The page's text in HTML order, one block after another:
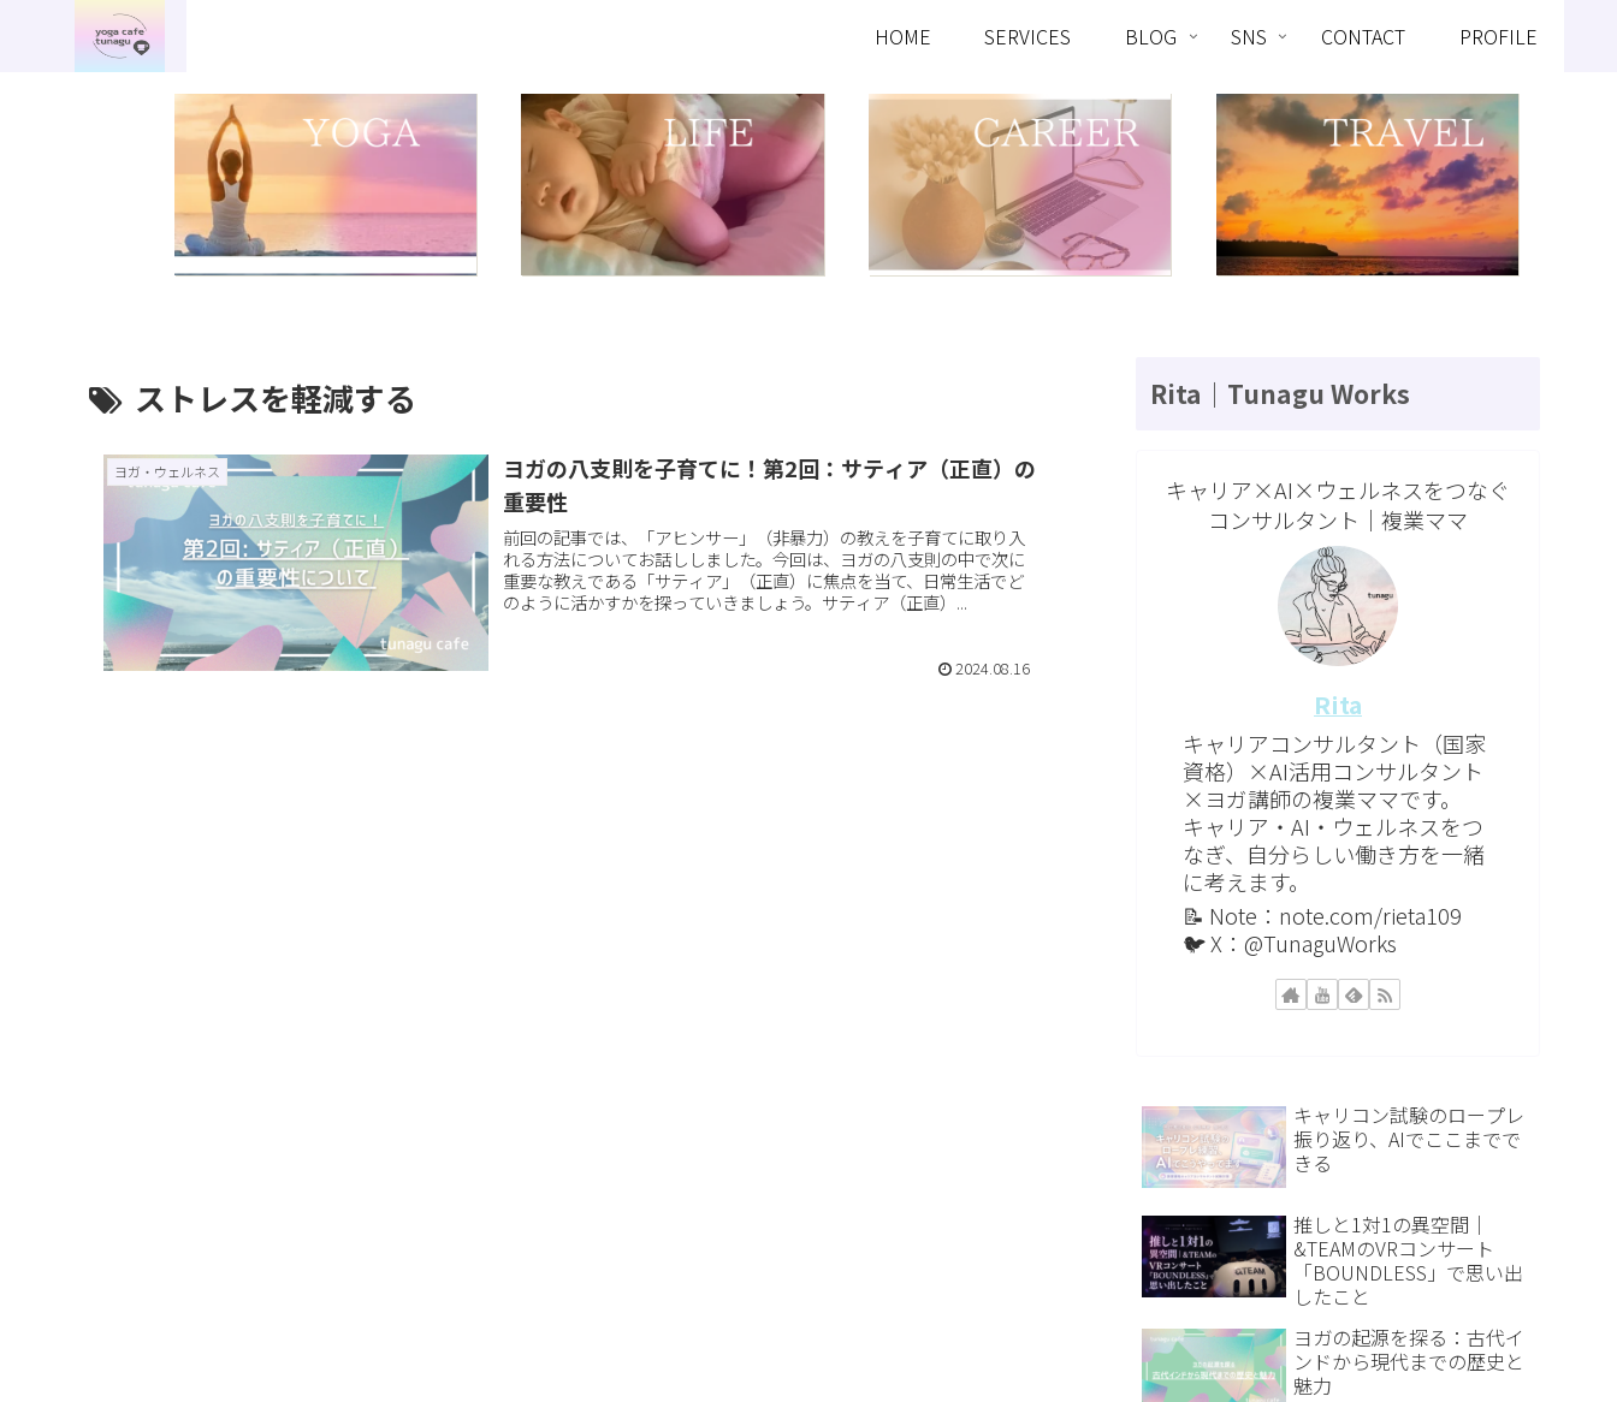
HOME SERVICES BLOG SNS CONTACT PROFILE
ストレスを軽減する
ヨガ・ウェルネス
ヨガの八支則を子育てに！第2回：サティア（正直）の
重要性
前回の記事では、「アヒンサー」（非暴力）の教えを子育てに取り入
れる方法についてお話ししました。今回は、ヨガの八支則の中で次に
重要な教えである「サティア」（正直）に焦点を当て、日常生活でど
のように活かすかを探っていきましょう。サティア（正直）...
2024.08.16
Rita｜Tunagu Works
キャリア×AI×ウェルネスをつなぐ
コンサルタント｜複業ママ
Rita
キャリアコンサルタント（国家
資格）×AI活用コンサルタント
×ヨガ講師の複業ママです。
キャリア・AI・ウェルネスをつ
なぎ、自分らしい働き方を一緒
に考えます。
📝 Note：note.com/rieta109
🐦 X：@TunaguWorks
キャリコン試験のロープレ
振り返り、AIでここまでで
きる
推しと1対1の異空間｜
&TEAMのVRコンサート
「BOUNDLESS」で思い出
したこと
ヨガの起源を探る：古代イ
ンドから現代までの歴史と
魅力